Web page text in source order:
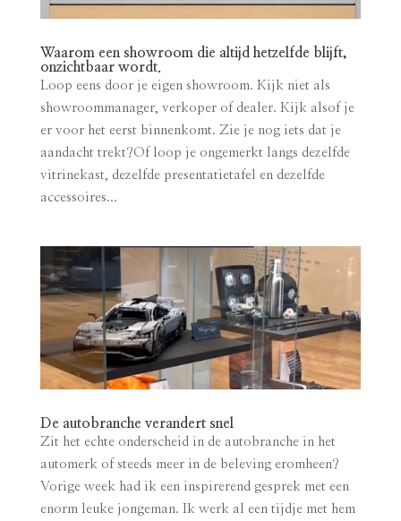
Waarom een showroom die altijd hetzelfde blijft,
onzichtbaar wordt.
Loop eens door je eigen showroom. Kijk niet als
showroommanager, verkoper of dealer. Kijk alsof je
er voor het eerst binnenkomt. Zie je nog iets dat je
aandacht trekt?Of loop je ongemerkt langs dezelfde
vitrinekast, dezelfde presentatietafel en dezelfde
accessoires...
De autobranche verandert snel
Zit het echte onderscheid in de autobranche in het
automerk of steeds meer in de beleving eromheen?
Vorige week had ik een inspirerend gesprek met een
enorm leuke jongeman. Ik werk al een tijdje met hem